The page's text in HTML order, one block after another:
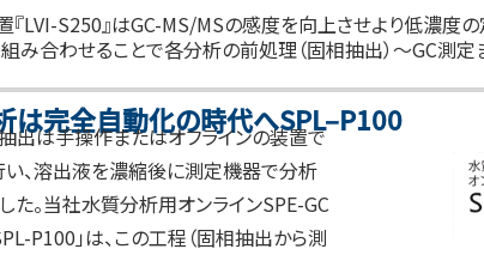
LVI-S250』はGC-MS/MSの感度を向上させより低濃度
組み合わせることで各分析の前処理（固相抽出）～GC測
は完全自動化の時代へSPL–P100
出は手操作またはオフラインの装置で
、溶出液を濃縮後に測定機器で分析
た。当社水質分析用オンラインSPE-GC
P100」は、この工程（固相抽出から測